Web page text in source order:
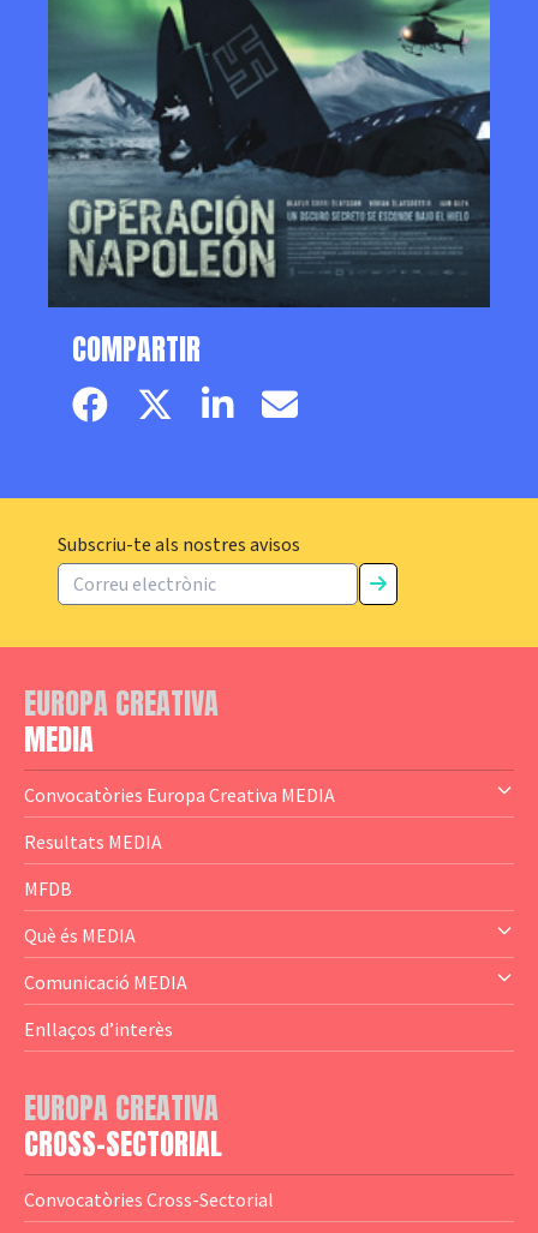
COMPARTIR
Facebook pageTwitter page
LinkedinEmail
Subscriu-te als nostres avisos
EUROPA CREATIVA
MEDIA
Convocatòries Europa Creativa MEDIA
— Content Cluster
— Business Cluster
— Audience Cluster
— Altres
Resultats MEDIA
MFDB
Què és MEDIA
— El subprograma MEDIA
— Agència Executiva
— Logotips
Comunicació MEDIA
— Estrenes a Catalunya
— Notícies
— Publicacions
— Guies MEDIA
Enllaços d’interès
EUROPA CREATIVA
CROSS-SECTORIAL
Convocatòries Cross-Sectorial